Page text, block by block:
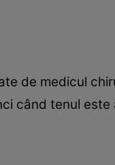
de medicul
când tenul